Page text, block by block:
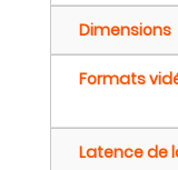
Dimensions
Formats
Latence de